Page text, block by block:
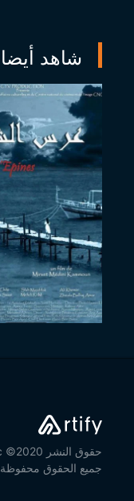
شاهد أيضا
حقوق النشر 2020© Artify Inc.
جميع الحقوق محفوظة